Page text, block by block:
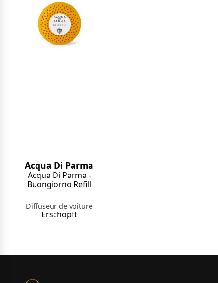
Acqua Di Parma
Acqua Di Parma -
Buongiorno Refill
Diffuseur de voiture
Erschöpft